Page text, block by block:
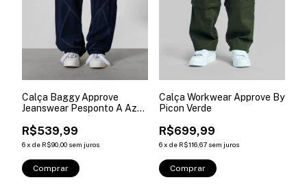
Calça Baggy Approve
Jeanswear Pesponto A Azul
R$539,99
6x de R$90,00 sem juros
Comprar
Calça Workwear Approve By
Picon Verde
R$699,99
6x de R$116,67 sem juros
Comprar